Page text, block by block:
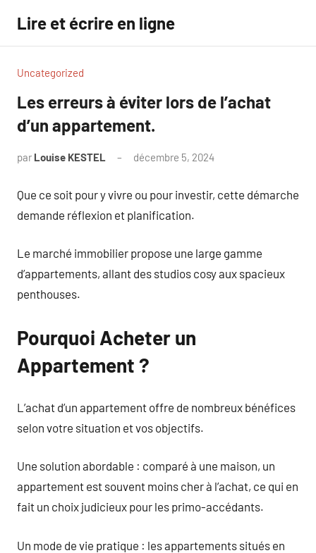
contenu
Lire et écrire en ligne
Uncategorized
Les erreurs à éviter lors de l’achat
d’un appartement.
par Louise KESTEL décembre 5, 2024
Que ce soit pour y vivre ou pour investir, cette démarche
demande réflexion et planification.
Le marché immobilier propose une large gamme
d’appartements, allant des studios cosy aux spacieux
penthouses.
Pourquoi Acheter un
Appartement ?
L’achat d’un appartement offre de nombreux bénéfices
selon votre situation et vos objectifs.
Une solution abordable : comparé à une maison, un
appartement est souvent moins cher à l’achat, ce qui en
fait un choix judicieux pour les primo-accédants.
Un mode de vie pratique : les appartements situés en